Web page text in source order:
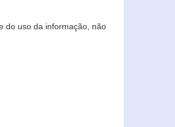
do uso da informação, não